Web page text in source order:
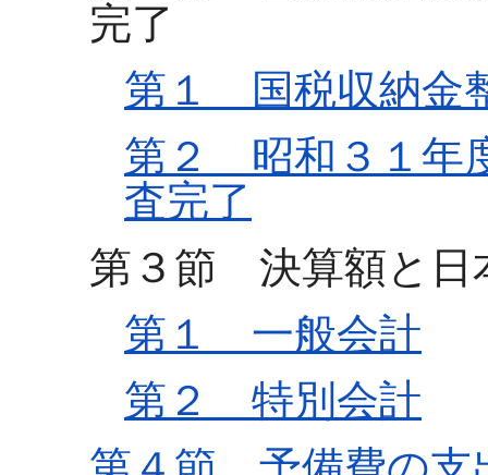
完了
第１ 国税収納金
第２ 昭和３１年
査完了
第３節 決算額と日
第１ 一般会計
第２ 特別会計